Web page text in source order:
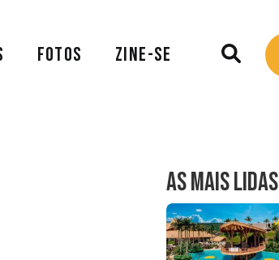
FOTOS ZINE-SE
AS MAIS LIDAS